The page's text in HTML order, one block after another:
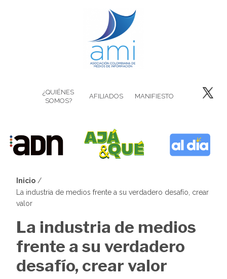
¿QUIÉNES
SOMOS?
AFILIADOS MANIFIESTO
Sobrescribir
de
ayuda
a
Inicio
La industria de medios frente a su verdadero desafío, crear
valor
La industria de medios
frente a su verdadero
desafío, crear valor